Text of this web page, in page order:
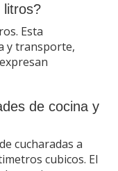
litros?
Esta
y transporte,
de cocina y
cucharadas a
cubicos. El